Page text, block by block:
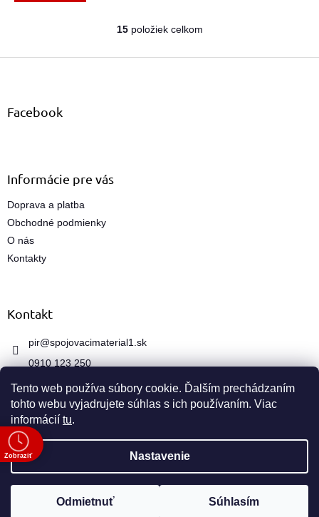
Tento web používa súbory cookie. Ďalším prechádzaním
tohto webu vyjadrujete súhlas s ich používaním. Viac
informácií tu.
Nastavenie
Odmietnuť Súhlasím
O
l
15položiek celkom
Facebook
Informácie pre vás
Doprava a platba
Obchodné podmienky
O nás
Kontakty
Kontakt
pir@spojovacimaterial1.sk
0910 123 250
spojovacimaterial1.sk
Zobraziť